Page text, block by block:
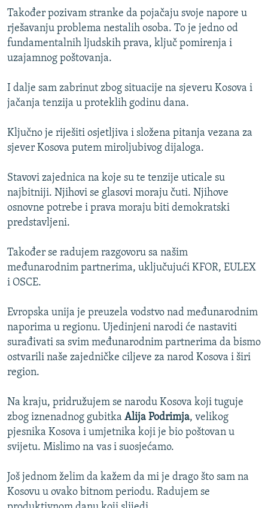
Također pozivam stranke da pojačaju svoje napore u
rješavanju problema nestalih osoba. To je jedno od
fundamentalnih ljudskih prava, ključ pomirenja i
uzajamnog poštovanja.
I dalje sam zabrinut zbog situacije na sjeveru Kosova i
jačanja tenzija u proteklih godinu dana.
Ključno je riješiti osjetljiva i složena pitanja vezana za
sjever Kosova putem miroljubivog dijaloga.
Stavovi zajednica na koje su te tenzije uticale su
najbitniji. Njihovi se glasovi moraju čuti. Njihove
osnovne potrebe i prava moraju biti demokratski
predstavljeni.
Također se radujem razgovoru sa našim
međunarodnim partnerima, uključujući KFOR, EULEX
i OSCE.
Evropska unija je preuzela vodstvo nad međunarodnim
naporima u regionu. Ujedinjeni narodi će nastaviti
surađivati sa svim međunarodnim partnerima da bismo
ostvarili naše zajedničke ciljeve za narod Kosova i širi
region.
Na kraju, pridružujem se narodu Kosova koji tuguje
zbog iznenadnog gubitka Alija Podrimja, velikog
pjesnika Kosova i umjetnika koji je bio poštovan u
svijetu. Mislimo na vas i suosjećamo.
Još jednom želim da kažem da mi je drago što sam na
Kosovu u ovako bitnom periodu. Radujem se